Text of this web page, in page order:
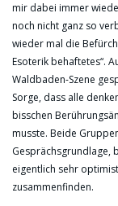
mir dabei immer
noch nicht ganz so
wieder mal die
Esoterik behaftetes“.
Waldbaden-Szene
Sorge, dass alle
bisschen
musste. Beide
Gesprächsgrundlage,
eigentlich sehr
zusammenfinden.